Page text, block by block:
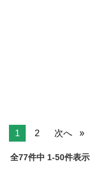
1 2 次へ
全77件中 1-50件表示